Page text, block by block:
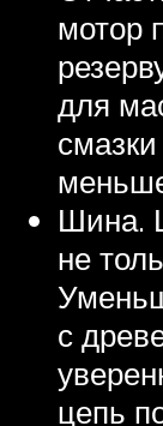
мотор
для
Шина.
не
с
цепь